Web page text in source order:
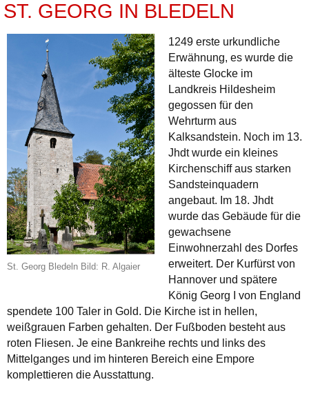
ST. GEORG IN BLEDELN
St. Georg Bledeln Bild: R. Algaier
1249 erste urkundliche
Erwähnung, es wurde die
älteste Glocke im
Landkreis Hildesheim
gegossen für den
Wehrturm aus
Kalksandstein. Noch im 13.
Jhdt wurde ein kleines
Kirchenschiff aus starken
Sandsteinquadern
angebaut. Im 18. Jhdt
wurde das Gebäude für die
gewachsene
Einwohnerzahl des Dorfes
erweitert. Der Kurfürst von
Hannover und spätere
König Georg I von England
spendete 100 Taler in Gold. Die Kirche ist in hellen,
weißgrauen Farben gehalten. Der Fußboden besteht aus
roten Fliesen. Je eine Bankreihe rechts und links des
Mittelganges und im hinteren Bereich eine Empore
komplettieren die Ausstattung.